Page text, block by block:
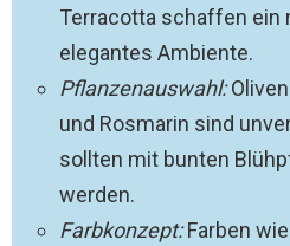
Terracotta schaffen ein
elegantes Ambiente.
Pflanzenauswahl:
und Rosmarin sind
sollten mit bunten
werden.
Farbkonzept:Farben wie